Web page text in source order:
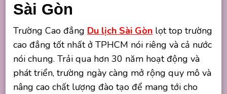
Sài Gòn
Trường Cao đẳng Du lịch Sài Gòn lọt top trường
cao đẳng tốt nhất ở TPHCM nói riêng và cả nước
nói chung. Trải qua hơn 30 năm hoạt động và
phát triển, trường ngày càng mở rộng quy mô và
nâng cao chất lượng đào tạo để mang tới cho